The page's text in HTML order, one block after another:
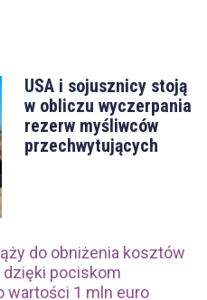
USA i sojusznicy stoją
w obliczu wyczerpania
rezerw myśliwców
przechwytujących
do obniżenia kosztów
pociskom
1 mln euro